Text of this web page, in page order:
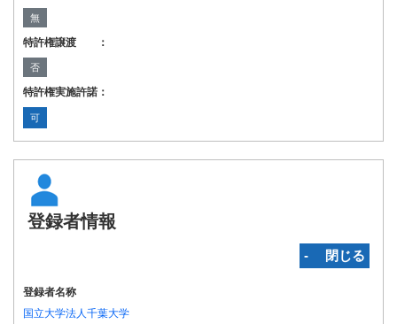
無
特許権譲渡 ：
否
特許権実施許諾：
可
登録者情報
‐ 閉じる
登録者名称
国立大学法人千葉大学